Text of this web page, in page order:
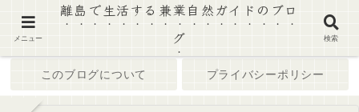
このブログについて プライバシーポリシー
メニュー
離島で生活する兼業自然ガイドのブロ
グ
検索